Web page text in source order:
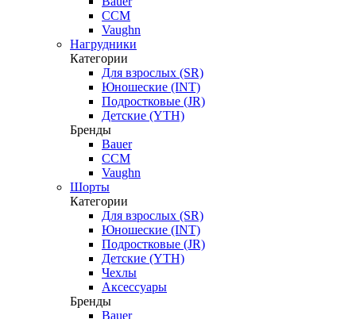
CCM
Vaughn
Нагрудники
Категории
Для взрослых (SR)
Юношеские (INT)
Подростковые (JR)
Детские (YTH)
Бренды
Bauer
CCM
Vaughn
Шорты
Категории
Для взрослых (SR)
Юношеские (INT)
Подростковые (JR)
Детские (YTH)
Чехлы
Аксессуары
Бренды
Bauer